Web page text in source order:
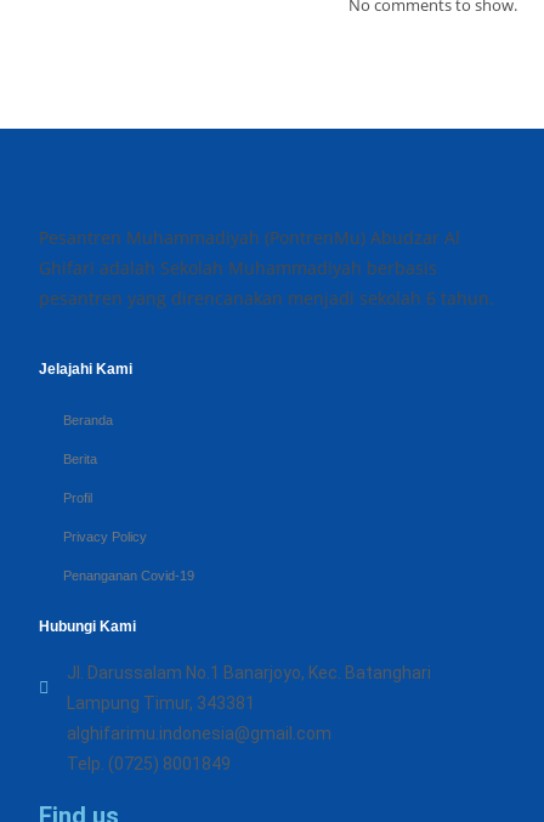
No comments to show.
Pesantren Muhammadiyah (PontrenMu) Abudzar Al
Ghifari adalah Sekolah Muhammadiyah berbasis
pesantren yang direncanakan menjadi sekolah 6 tahun.
Jelajahi Kami
Beranda
Berita
Profil
Privacy Policy
Penanganan Covid-19
Hubungi Kami
Jl. Darussalam No.1 Banarjoyo, Kec. Batanghari
Lampung Timur, 343381
alghifarimu.indonesia@gmail.com
Telp. (0725) 8001849